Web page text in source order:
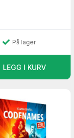
På lager
LEGG I KURV